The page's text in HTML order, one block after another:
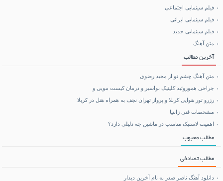
خرید بلیط هواپیما
بلیط هواپیما تهران مشهد
فیلم سینمایی اجتماعی
فیلم سینمایی ایرانی
فیلم سینمایی جدید
متن آهنگ
آخرین مطالب
متن آهنگ چشم تو از مجید رضوی
جراحی هموروئید کلینیک بواسیر و درمان کیست مویی و
رزرو تور هوایی کربلا و پرواز تهران نجف به همراه هتل در کربلا
مشخصات فنی زانتیا
اهمیت لاستیک مناسب در ماشین چه دلیلی دارد؟
مطالب محبوب
مطالب تصادفی
دانلود آهنگ ناصر صدر به نام آخرین دیدار